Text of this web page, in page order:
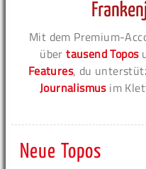
Mit dem Premium-
übertausend Topos
Features, du
Journalismusim
Neue Topos